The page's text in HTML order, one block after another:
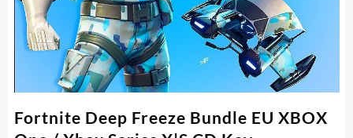
Fortnite Deep Freeze Bundle EU XBOX